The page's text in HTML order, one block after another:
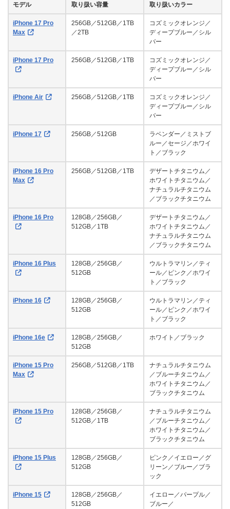
モデル 取り扱い容量 取り扱いカラー
iPhone 17 Pro
Max
256GB／512GB／1TB
／2TB
コズミックオレンジ／
ディープブルー／シル
バー
iPhone 17 Pro 256GB／512GB／1TB
コズミックオレンジ／
ディープブルー／シル
バー
iPhone Air 256GB／512GB／1TB
コズミックオレンジ／
ディープブルー／シル
バー
iPhone 17 256GB／512GB
ラベンダー／ミストブ
ルー／セージ／ホワイ
ト／ブラック
iPhone 16 Pro
Max
256GB／512GB／1TB
デザートチタニウム／
ホワイトチタニウム／
ナチュラルチタニウム
／ブラックチタニウム
iPhone 16 Pro
128GB／256GB／
512GB／1TB
デザートチタニウム／
ホワイトチタニウム／
ナチュラルチタニウム
／ブラックチタニウム
iPhone 16 Plus
128GB／256GB／
512GB
ウルトラマリン／ティ
ール／ピンク／ホワイ
ト／ブラック
iPhone 16
128GB／256GB／
512GB
ウルトラマリン／ティ
ール／ピンク／ホワイ
ト／ブラック
iPhone 16e
128GB／256GB／
512GB
ホワイト／ブラック
iPhone 15 Pro
Max
256GB／512GB／1TB
ナチュラルチタニウム
／ブルーチタニウム／
ホワイトチタニウム／
ブラックチタニウム
iPhone 15 Pro
128GB／256GB／
512GB／1TB
ナチュラルチタニウム
／ブルーチタニウム／
ホワイトチタニウム／
ブラックチタニウム
iPhone 15 Plus
128GB／256GB／
512GB
ピンク／イエロー／グ
リーン／ブルー／ブラ
ック
iPhone 15
128GB／256GB／
512GB
イエロー／パープル／
ブルー／